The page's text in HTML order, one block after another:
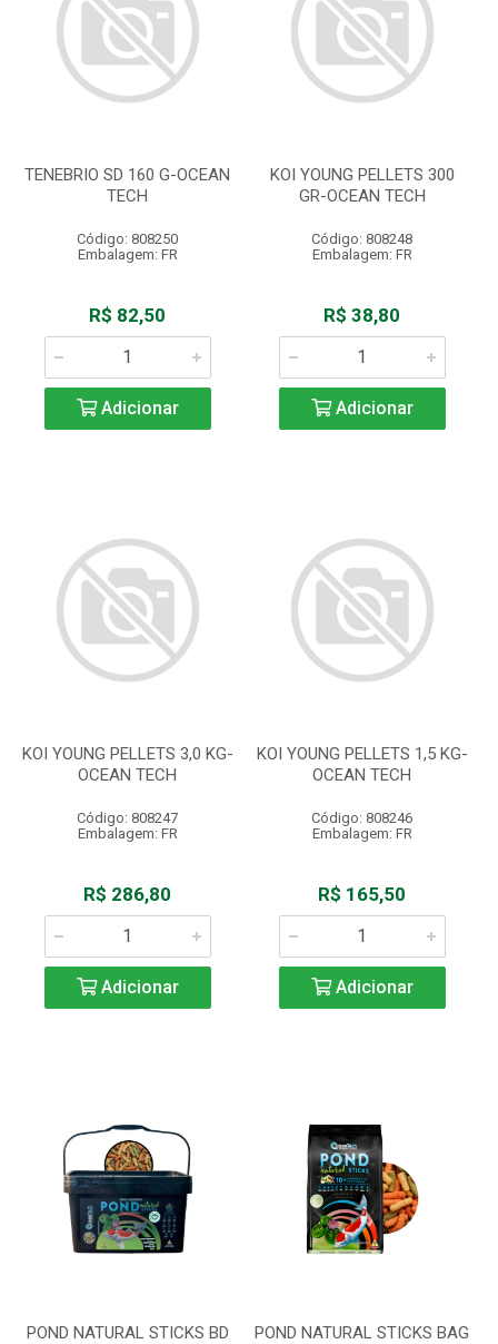
TENEBRIO SD 160 G-OCEAN
TECH
Código: 808250
Embalagem: FR
R$ 82,50
Adicionar
KOI YOUNG PELLETS 300
GR-OCEAN TECH
Código: 808248
Embalagem: FR
R$ 38,80
Adicionar
KOI YOUNG PELLETS 3,0 KG-
OCEAN TECH
Código: 808247
Embalagem: FR
R$ 286,80
Adicionar
KOI YOUNG PELLETS 1,5 KG-
OCEAN TECH
Código: 808246
Embalagem: FR
R$ 165,50
Adicionar
POND NATURAL STICKS BD POND NATURAL STICKS BAG